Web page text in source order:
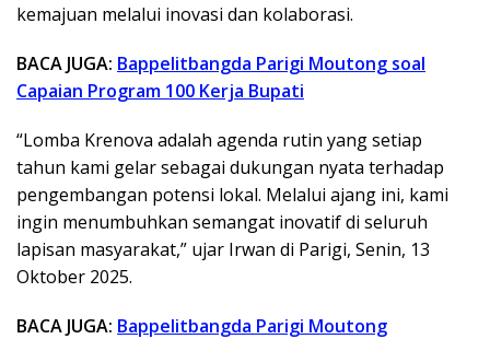
kemajuan melalui inovasi dan kolaborasi.
BACA JUGA: Bappelitbangda Parigi Moutong soal
Capaian Program 100 Kerja Bupati
“Lomba Krenova adalah agenda rutin yang setiap
tahun kami gelar sebagai dukungan nyata terhadap
pengembangan potensi lokal. Melalui ajang ini, kami
ingin menumbuhkan semangat inovatif di seluruh
lapisan masyarakat,” ujar Irwan di Parigi, Senin, 13
Oktober 2025.
BACA JUGA: Bappelitbangda Parigi Moutong